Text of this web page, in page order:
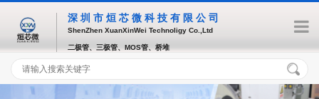
深圳市烜芯微科技有限公司
ShenZhen XuanXinWei Technoligy Co.,Ltd
二极管、三极管、MOS管、桥堆